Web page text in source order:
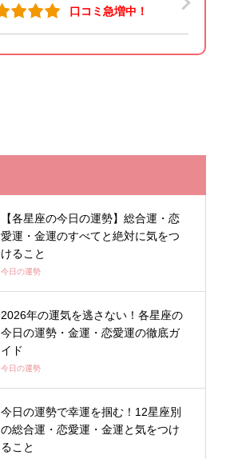
口コミ急増中！
【各星座の今日の運勢】総合運・恋
愛運・金運のすべてと絶対に気をつ
けること
今日の運勢
2026年の運気を逃さない！各星座の
今日の運勢・金運・恋愛運の徹底ガ
イド
今日の運勢
今日の運勢で幸運を掴む！12星座別
の総合運・恋愛運・金運と気をつけ
ること